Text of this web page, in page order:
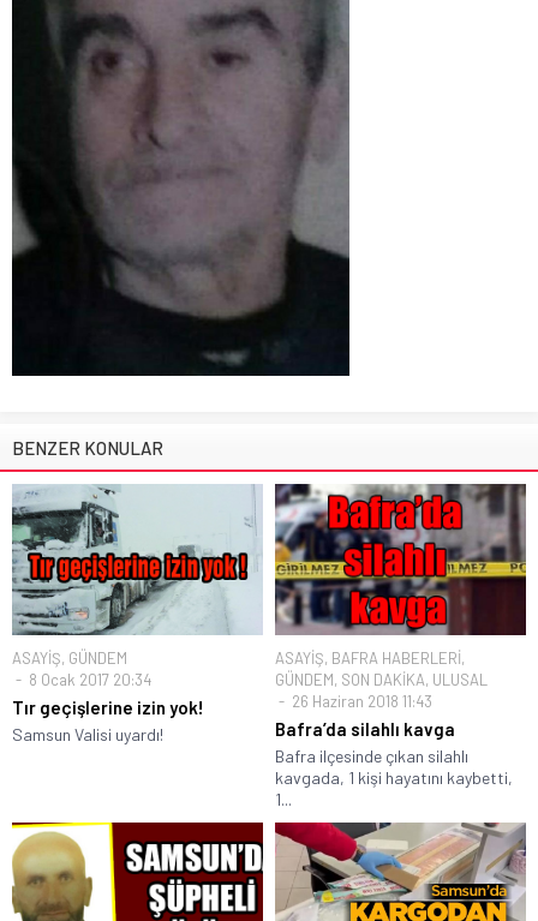
BENZER KONULAR
ASAYİŞ, GÜNDEM
8 Ocak 2017 20:34
Tır geçişlerine izin yok!
Samsun Valisi uyardı!
ASAYİŞ, BAFRA HABERLERİ,
GÜNDEM, SON DAKİKA, ULUSAL
26 Haziran 2018 11:43
Bafra’da silahlı kavga
Bafra ilçesinde çıkan silahlı
kavgada, 1 kişi hayatını kaybetti,
1...